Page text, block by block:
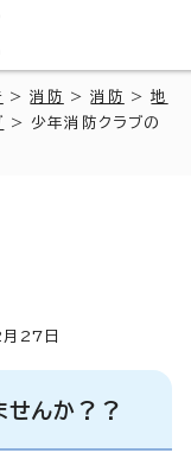
>消防 >消防 >地
> 少年消防クラブの
27 日
せんか？？